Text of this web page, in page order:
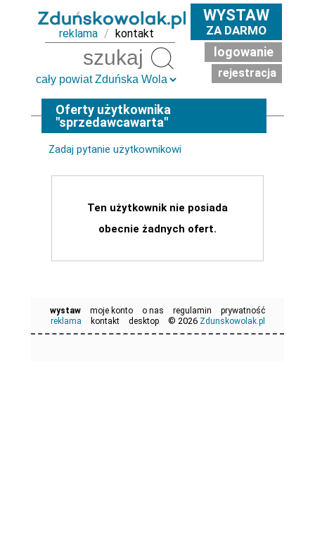
reklama / kontakt
WYSTAW
ZA DARMO
logowanie
rejestracja
Oferty użytkownika
"sprzedawcawarta"
Zadaj pytanie użytkownikowi
Ten użytkownik nie posiada
obecnie żadnych ofert.
wystaw moje konto o nas regulamin
prywatność
reklama
kontakt desktop © 2026 Zdunskowolak.pl